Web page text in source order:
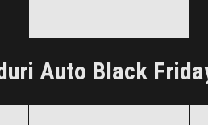
Clic și Vezi Ofertele!
Auto Black